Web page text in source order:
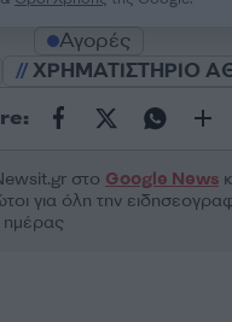
Αγορές
ΧΡΗΜΑΤΙΣΤΗΡΙΟ
στο Google News
για όλη την
ημέρας